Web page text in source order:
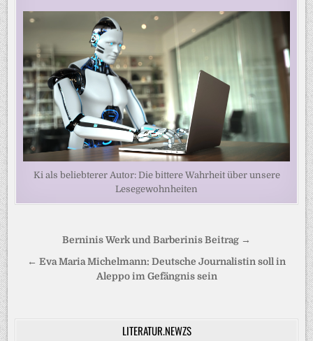
Ki als beliebterer Autor: Die bittere Wahrheit über unsere
Lesegewohnheiten
Beitragsnavigation
Berninis Werk und Barberinis Beitrag →
← Eva Maria Michelmann: Deutsche Journalistin soll in
Aleppo im Gefängnis sein
LITERATUR.NEWZS